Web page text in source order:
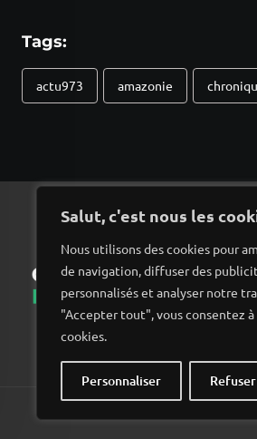
Salut, c'est nous les
Nous utilisons des cookies pour
de navigation, diffuser des
personnalisés et analyser notre
"Accepter tout", vous consentez
cookies.
Personnaliser Refuser
Tags:
actu973 amazonie